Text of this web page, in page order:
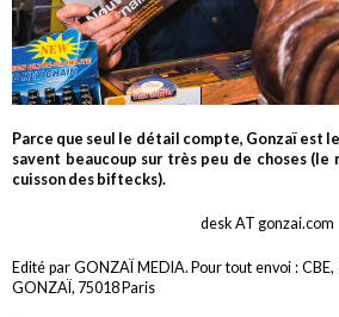
Parce que seul le détail compte, Gonzaï est
savent beaucoup sur très peu de choses
cuisson des biftecks).
desk AT gonzai.com
Edité par GONZAÏ MEDIA. Pour tout envoi :
GONZAÏ, 75018 Paris